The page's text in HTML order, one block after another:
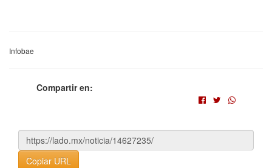
Infobae
Compartir en:
Copiar URL